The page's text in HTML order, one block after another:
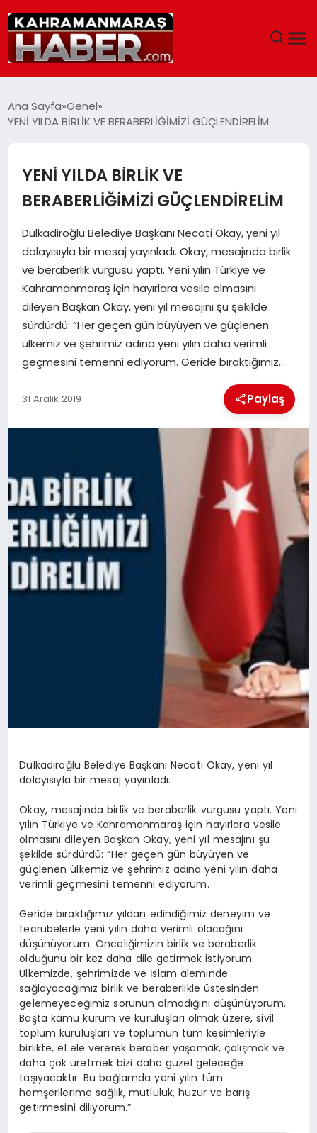
EĞITIM
EKONOMI
SAĞLIK
GENEL
SPOR
İLÇE HABERLERI
İLETIŞIM
KÜNYE
Ana Sayfa Genel
YENİ YILDA BİRLİK VE BERABERLİĞİMİZİ GÜÇLENDİRELİM
YENİ YILDA BİRLİK VE
BERABERLİĞİMİZİ GÜÇLENDİRELİM
Dulkadiroğlu Belediye Başkanı Necati Okay, yeni yıl
dolayısıyla bir mesaj yayınladı. Okay, mesajında birlik
ve beraberlik vurgusu yaptı. Yeni yılın Türkiye ve
Kahramanmaraş için hayırlara vesile olmasını
dileyen Başkan Okay, yeni yıl mesajını şu şekilde
sürdürdü: “Her geçen gün büyüyen ve güçlenen
ülkemiz ve şehrimiz adına yeni yılın daha verimli
geçmesini temenni ediyorum. Geride bıraktığımız…
31 Aralık 2019 Paylaş
Dulkadiroğlu Belediye Başkanı Necati Okay, yeni yıl
dolayısıyla bir mesaj yayınladı.
Okay, mesajında birlik ve beraberlik vurgusu yaptı. Yeni
yılın Türkiye ve Kahramanmaraş için hayırlara vesile
olmasını dileyen Başkan Okay, yeni yıl mesajını şu
şekilde sürdürdü: “Her geçen gün büyüyen ve
güçlenen ülkemiz ve şehrimiz adına yeni yılın daha
verimli geçmesini temenni ediyorum.
Geride bıraktığımız yıldan edindiğimiz deneyim ve
tecrübelerle yeni yılın daha verimli olacağını
düşünüyorum. Önceliğimizin birlik ve beraberlik
olduğunu bir kez daha dile getirmek istiyorum.
Ülkemizde, şehrimizde ve İslam aleminde
sağlayacağımız birlik ve beraberlikle üstesinden
gelemeyeceğimiz sorunun olmadığını düşünüyorum.
Başta kamu kurum ve kuruluşları olmak üzere, sivil
toplum kuruluşları ve toplumun tüm kesimleriyle
birlikte, el ele vererek beraber yaşamak, çalışmak ve
daha çok üretmek bizi daha güzel geleceğe
taşıyacaktır. Bu bağlamda yeni yılın tüm
hemşerilerime sağlık, mutluluk, huzur ve barış
getirmesini diliyorum.”